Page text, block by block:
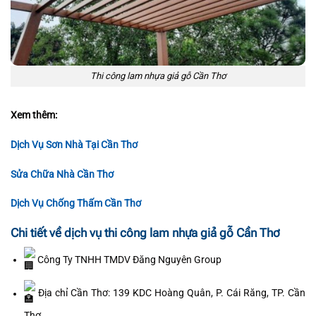
Thi công lam nhựa giả gỗ Cần Thơ
Xem thêm:
Dịch Vụ Sơn Nhà Tại Cần Thơ
Sửa Chữa Nhà Cần Thơ
Dịch Vụ Chống Thấm Cần Thơ
Chi tiết về dịch vụ thi công lam nhựa giả gỗ Cần Thơ
Công Ty TNHH TMDV Đăng Nguyên Group
Địa chỉ Cần Thơ: 139 KDC Hoàng Quân, P. Cái Răng, TP. Cần